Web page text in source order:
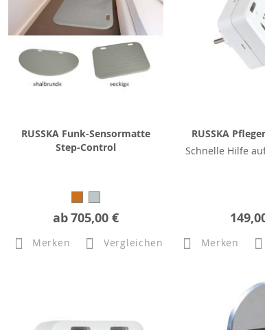
RUSSKA Funk-Sensormatte
Step-Control
ab705,00 €
Merken Vergleichen
RUSSKA
Schnelle Hilfe
Merken